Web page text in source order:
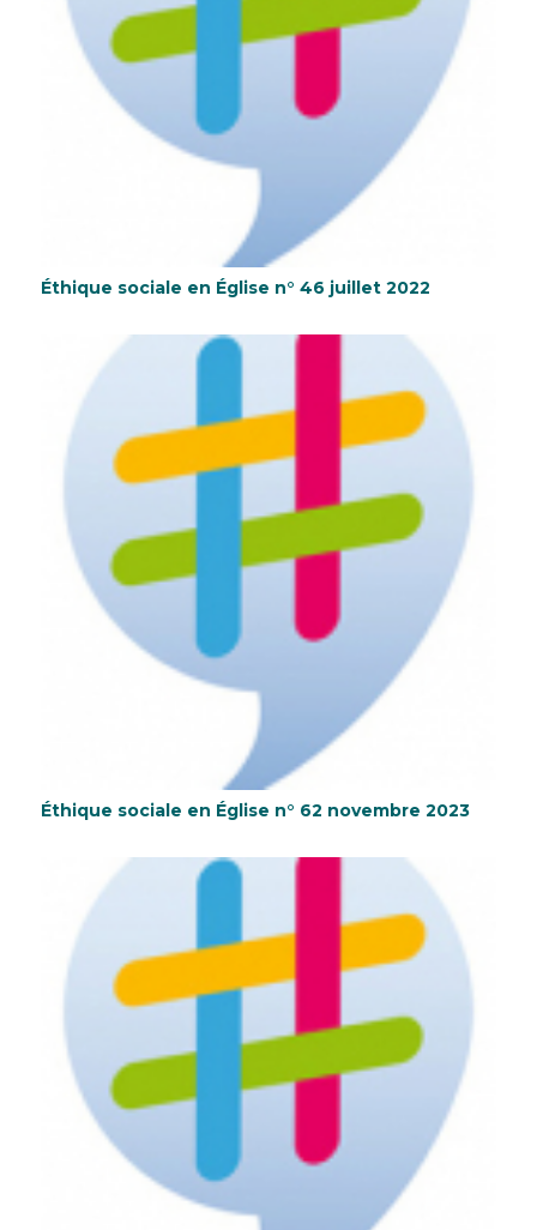
Éthique sociale en Église n° 46 juillet 2022
Éthique sociale en Église n° 62 novembre 2023